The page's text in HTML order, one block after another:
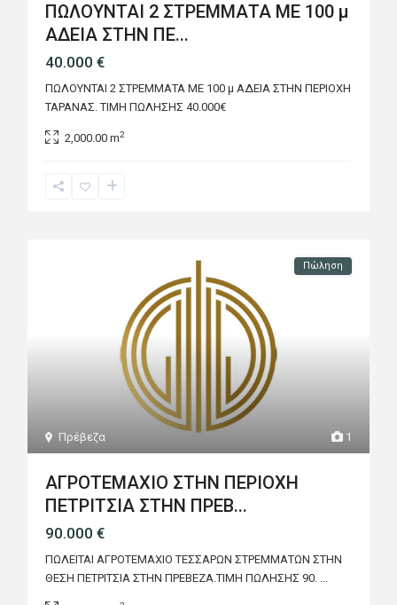
ΠΩΛΟΥΝΤΑΙ 2 ΣΤΡΕΜΜΑΤΑ ΜΕ 100 μ
ΑΔΕΙΑ ΣΤΗΝ ΠΕ...
40.000 €
ΠΩΛΟΥΝΤΑΙ 2 ΣΤΡΕΜΜΑΤΑ ΜΕ 100 μ ΑΔΕΙΑ ΣΤΗΝ ΠΕΡΙΟΧΗ
ΤΑΡΑΝΑΣ. ΤΙΜΗ ΠΩΛΗΣΗΣ 40.000€
2,000.00 m2
1
Πρέβεζα
Πώληση
ΑΓΡΟΤΕΜΑΧΙΟ ΣΤΗΝ ΠΕΡΙΟΧΗ
ΠΕΤΡΙΤΣΙΑ ΣΤΗΝ ΠΡΕΒ...
90.000 €
ΠΩΛΕΙΤΑΙ ΑΓΡΟΤΕΜΑΧΙΟ ΤΕΣΣΑΡΩΝ ΣΤΡΕΜΜΑΤΩΝ ΣΤΗΝ
ΘΕΣΗ ΠΕΤΡΙΤΣΙΑ ΣΤΗΝ ΠΡΕΒΕΖΑ.ΤΙΜΗ ΠΩΛΗΣΗΣ 90. ...